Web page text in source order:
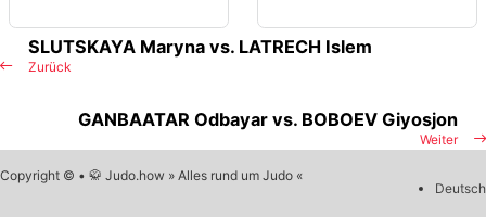
Zurück
SLUTSKAYA Maryna vs. LATRECH Islem
Weiter
GANBAATAR Odbayar vs. BOBOEV Giyosjon
Copyright © • 🥋 Judo.how » Alles rund um Judo «
Deutsch